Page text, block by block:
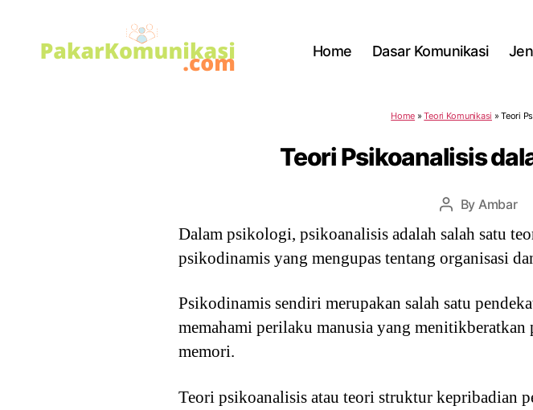
Home Dasar Komunikasi
Home »Teori Komunikasi »Teori
Teori Psikoanalisis
Post
author
By Ambar
Dalam psikologi, psikoanalisis adalah salah satu
psikodinamis yang mengupas tentang organisasi
Psikodinamis sendiri merupakan salah satu
memahami perilaku manusia yang
memori.
Teori psikoanalisis atau teori struktur kepribadian